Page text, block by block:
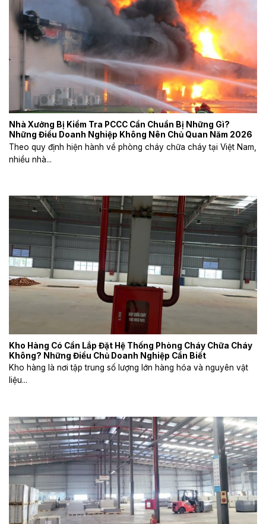
Nhà Xưởng Bị Kiểm Tra PCCC Cần Chuẩn Bị Những Gì?
Những Điều Doanh Nghiệp Không Nên Chủ Quan Năm 2026
Theo quy định hiện hành về phòng cháy chữa cháy tại Việt Nam,
nhiều nhà...
Kho Hàng Có Cần Lắp Đặt Hệ Thống Phòng Cháy Chữa Cháy
Không? Những Điều Chủ Doanh Nghiệp Cần Biết
Kho hàng là nơi tập trung số lượng lớn hàng hóa và nguyên vật
liệu...